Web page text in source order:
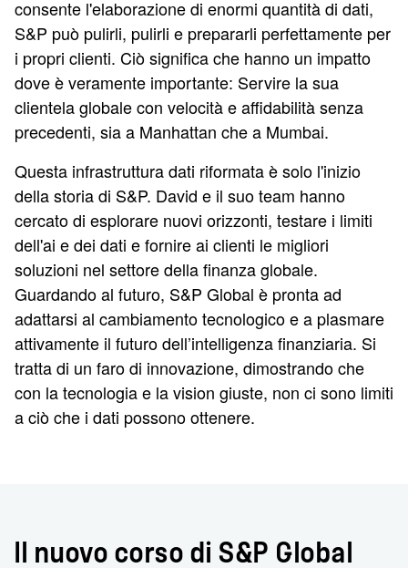
consente l'elaborazione di enormi quantità di dati,
S&P può pulirli, pulirli e prepararli perfettamente per
i propri clienti. Ciò significa che hanno un impatto
dove è veramente importante: Servire la sua
clientela globale con velocità e affidabilità senza
precedenti, sia a Manhattan che a Mumbai.
Questa infrastruttura dati riformata è solo l'inizio
della storia di S&P. David e il suo team hanno
cercato di esplorare nuovi orizzonti, testare i limiti
dell'ai e dei dati e fornire ai clienti le migliori
soluzioni nel settore della finanza globale.
Guardando al futuro, S&P Global è pronta ad
adattarsi al cambiamento tecnologico e a plasmare
attivamente il futuro dell’intelligenza finanziaria. Si
tratta di un faro di innovazione, dimostrando che
con la tecnologia e la vision giuste, non ci sono limiti
a ciò che i dati possono ottenere.
Il nuovo corso di S&P Global